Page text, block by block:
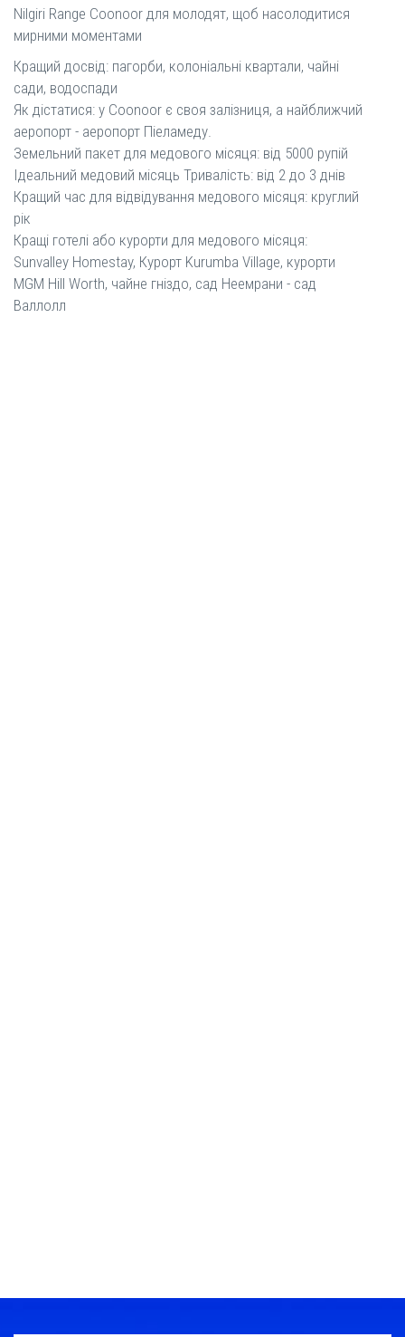
Nilgiri Range Coonoor для молодят, щоб насолодитися
мирними моментами
Кращий досвід: пагорби, колоніальні квартали, чайні
сади, водоспади
Як дістатися: у Coonoor є своя залізниця, а найближчий
аеропорт - аеропорт Піеламеду.
Земельний пакет для медового місяця: від 5000 рупій
Ідеальний медовий місяць Тривалість: від 2 до 3 днів
Кращий час для відвідування медового місяця: круглий
рік
Кращі готелі або курорти для медового місяця:
Sunvalley Homestay, Курорт Kurumba Village, курорти
MGM Hill Worth, чайне гніздо, сад Неемрани - сад
Валлолл